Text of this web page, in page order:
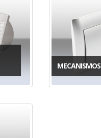
MECANISMOS